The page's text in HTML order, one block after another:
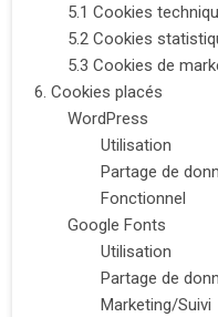
5.1 Cookies
5.2 Cookies
5.3 Cookies de
6. Cookies placés
WordPress
Utilisation
Partage de
Fonctionnel
Google Fonts
Utilisation
Partage de
Marketing/Suivi